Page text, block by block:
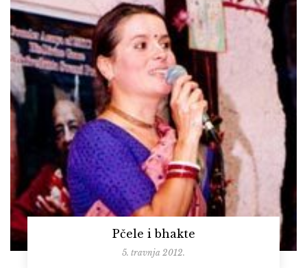
Pčele i bhakte
5. travnja 2012.